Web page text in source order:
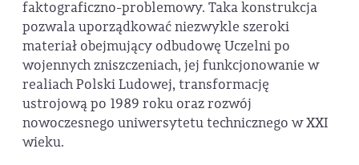
faktograficzno-problemowy. Taka konstrukcja
pozwala uporządkować niezwykle szeroki
materiał obejmujący odbudowę Uczelni po
wojennych zniszczeniach, jej funkcjonowanie w
realiach Polski Ludowej, transformację
ustrojową po 1989 roku oraz rozwój
nowoczesnego uniwersytetu technicznego w XXI
wieku.